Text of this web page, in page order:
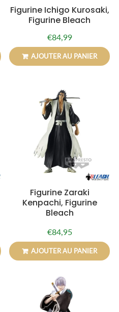
Figurine Ichigo Kurosaki,
Figurine Bleach
Prix
régulier
€84,99€84,99
AJOUTER AU PANIER
Figurine Zaraki
Kenpachi, Figurine
Bleach
Prix
régulier
€84,95€84,95
AJOUTER AU PANIER